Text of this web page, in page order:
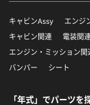
キャビンAssy エンジ
キャビン関連
電装関
エンジン・ミッション関
バンパー
シート
「年式」でパーツを